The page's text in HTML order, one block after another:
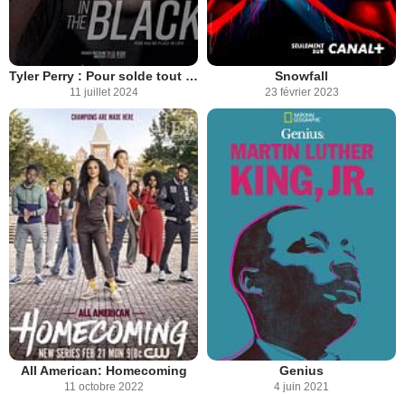
Tyler Perry : Pour solde tout compte
11 juillet 2024
Snowfall
23 février 2023
All American: Homecoming
11 octobre 2022
Genius
4 juin 2021